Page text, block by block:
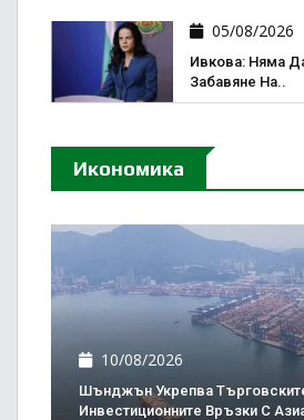
05/08/2026
Ивкова: Няма
Забавяне На..
Икономика
10/08/2026
Шънджън Укрепва
Инвестиционните Връзки С